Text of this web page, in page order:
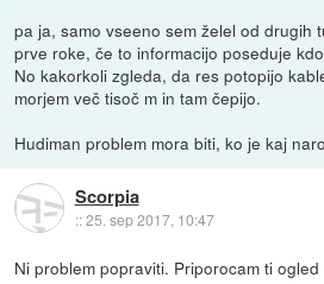
pa ja, samo vseeno sem želel od drugih
prve roke, če to informacijo poseduje
No kakorkoli zgleda, da res potopijo
morjem več tisoč m in tam čepijo.
Hudiman problem mora biti, ko je kaj
Scorpia
::25. sep 2017, 10:47
Ni problem popraviti. Priporocam ti